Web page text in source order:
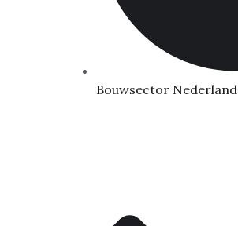
Bouwsector Nederland